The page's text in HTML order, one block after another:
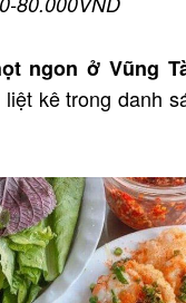
ngon ở Vũng
kê trong danh